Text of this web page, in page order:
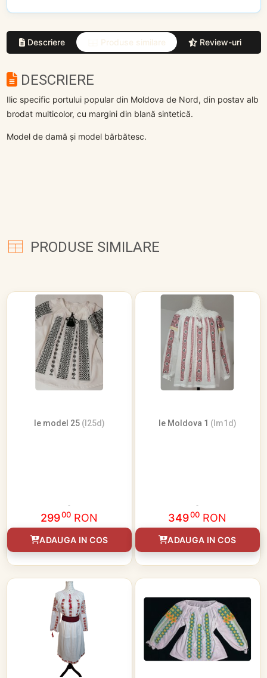
Descriere Produse similare Review-uri
DESCRIERE
Ilic specific portului popular din Moldova de Nord, din postav alb
brodat multicolor, cu margini din blană sintetică.
Model de damă și model bărbătesc.
PRODUSE SIMILARE
Ie model 25 (I25d)
29900 RON
ADAUGA IN COS
Ie Moldova 1 (Im1d)
34900 RON
ADAUGA IN COS